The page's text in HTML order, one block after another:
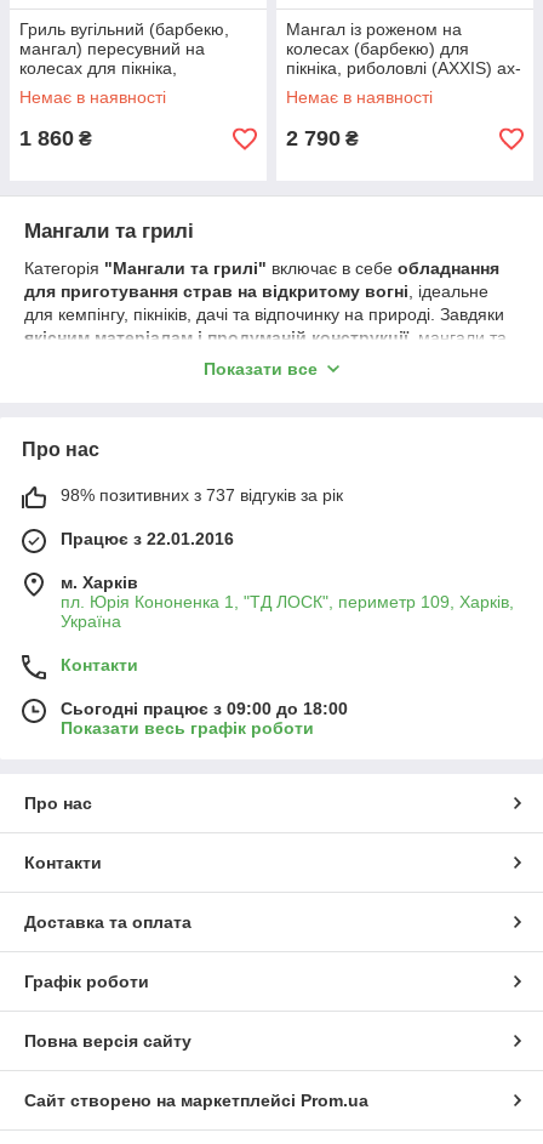
Гриль вугільний (барбекю,
мангал) пересувний на
колесах для пікніка,
риболовлі (AXXIS) ax-799
Немає в наявності
1 860 ₴
Мангал із роженом на
колесах (барбекю) для
пікніка, риболовлі (AXXIS) ax-
800
Немає в наявності
2 790 ₴
Мангали та грилі
Категорія "Мангали та грилі" включає в себе обладнання
для приготування страв на відкритому вогні , ідеальне
для кемпінгу, пікніків, дачі та відпочинку на природі. Завдяки
якісним матеріалам і продуманій конструкції, мангали та
грилі забезпечують зручність, рівномірне прожарювання та
✔
розмірів.
✔
Грилі– вугільні, газові, електричні, а також гриль-барбекю.
✔Аксесуари для гриля та мангала – шампури, решітки,
підставки, інструменти для приготування м'яса, риби та
овочів.
✔ Паливо та розпалювання
розпалювання та аксесуари для підтримки вогню.
Переваги:
🔸
Простота у використанні
швидкого приготування їжі на вогні.
🔸 Міцні матеріали– сталь, чавун і жаростійкі покриття для
довговічності.
🔸
м'яса, овочів та інших продуктів.
відпочинком із надійними мангалами та грилями!
Показати все
Про нас
98% позитивних з 737 відгуків за рік
Працює з 22.01.2016
м. Харків
пл. Юрія Кононенка 1, "ТД ЛОСК", периметр 109, Харків,
Україна
Контакти
Сьогодні працює з 09:00 до 18:00
Показати весь графік роботи
Про нас
Контакти
Доставка та оплата
Графік роботи
Повна версія сайту
Сайт створено на маркетплейсі Prom.ua